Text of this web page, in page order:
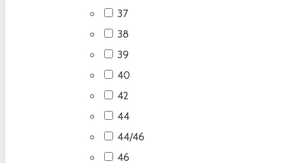
37
38
39
40
42
44
44/46
46